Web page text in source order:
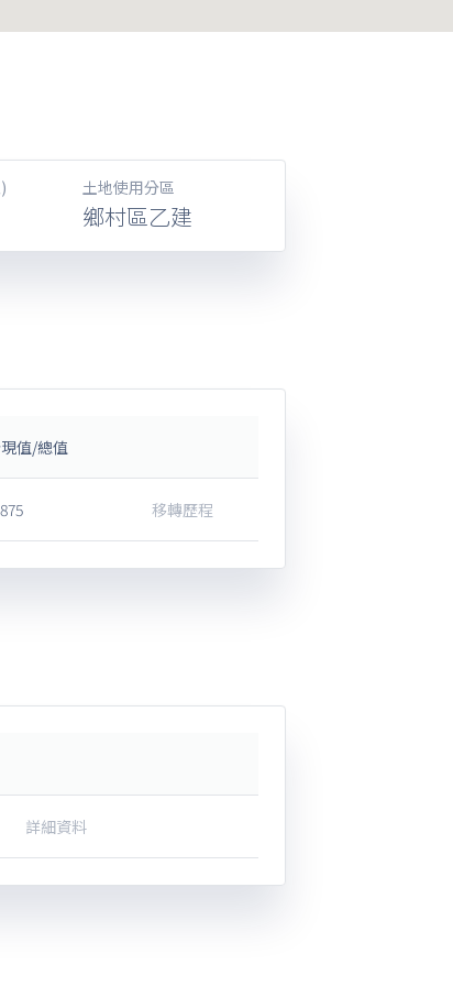
土地使用分區
鄉村區乙建
值/總值
移轉歷程
詳細資料